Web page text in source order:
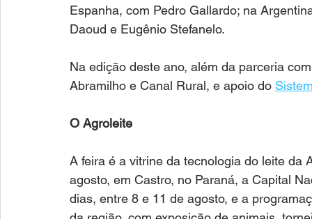
Espanha, com Pedro Gallardo; na
Daoud e Eugênio Stefanelo.
Na edição deste ano, além da parceria
Abramilho e Canal Rural, e apoio do
O Agroleite
A feira é a vitrine da tecnologia do leite
agosto, em Castro, no Paraná, a Capital
dias, entre 8 e 11 de agosto, e a